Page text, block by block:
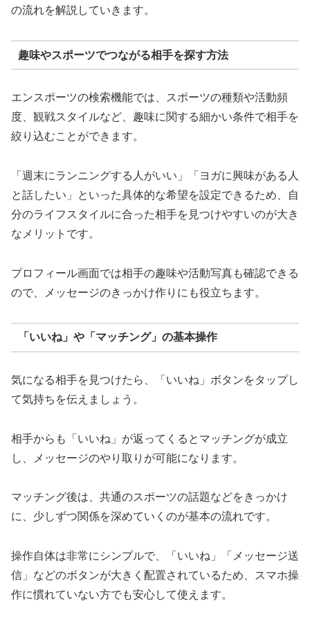
の流れを解説していきます。
趣味やスポーツでつながる相手を探す方法
エンスポーツの検索機能では、スポーツの種類や活動頻
度、観戦スタイルなど、趣味に関する細かい条件で相手を
絞り込むことができます。
「週末にランニングする人がいい」「ヨガに興味がある人
と話したい」といった具体的な希望を設定できるため、自
分のライフスタイルに合った相手を見つけやすいのが大き
なメリットです。
プロフィール画面では相手の趣味や活動写真も確認できる
ので、メッセージのきっかけ作りにも役立ちます。
「いいね」や「マッチング」の基本操作
気になる相手を見つけたら、「いいね」ボタンをタップし
て気持ちを伝えましょう。
相手からも「いいね」が返ってくるとマッチングが成立
し、メッセージのやり取りが可能になります。
マッチング後は、共通のスポーツの話題などをきっかけ
に、少しずつ関係を深めていくのが基本の流れです。
操作自体は非常にシンプルで、「いいね」「メッセージ送
信」などのボタンが大きく配置されているため、スマホ操
作に慣れていない方でも安心して使えます。